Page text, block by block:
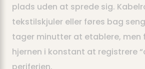
plads uden at sprede sig.
tekstilskjuler eller føres bag
tager minutter at etablere, men
hjernen i konstant at registrere
periferien.